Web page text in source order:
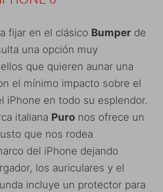
fijar en el clásico Bumper de
una opción muy
que quieren aunar una
el mínimo impacto sobre el
iPhone en todo su esplendor.
italiana Puro nos ofrece un
que nos rodea
del iPhone dejando
los auriculares y el
incluye un protector para